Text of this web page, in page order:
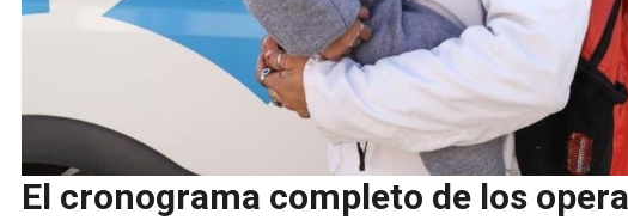
El cronograma completo de los